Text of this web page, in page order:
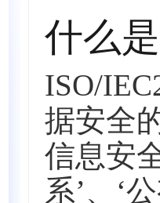
什么
ISO/
据安全
信息安
系’、‘